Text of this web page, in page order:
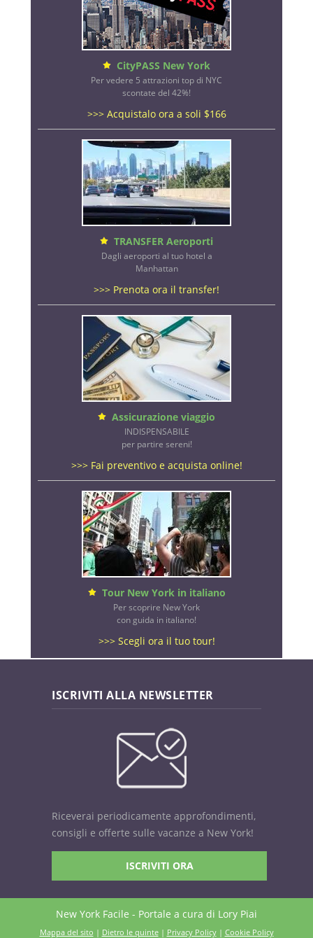
CityPASS New York
Per vedere 5 attrazioni top di NYC
scontate del 42%!
>>> Acquistalo ora a soli $166
TRANSFER Aeroporti
Dagli aeroporti al tuo hotel a
Manhattan
>>> Prenota ora il transfer!
Assicurazione viaggio
INDISPENSABILE
per partire sereni!
>>> Fai preventivo e acquista online!
Tour New York in italiano
Per scoprire New York
con guida in italiano!
>>> Scegli ora il tuo tour!
ISCRIVITI ALLA NEWSLETTER
Riceverai periodicamente approfondimenti,
consigli e offerte sulle vacanze a New York!
ISCRIVITI ORA
New York Facile - Portale a cura di Lory Piai
Mappa del sito | Dietro le quinte | Privacy Policy| Cookie Policy